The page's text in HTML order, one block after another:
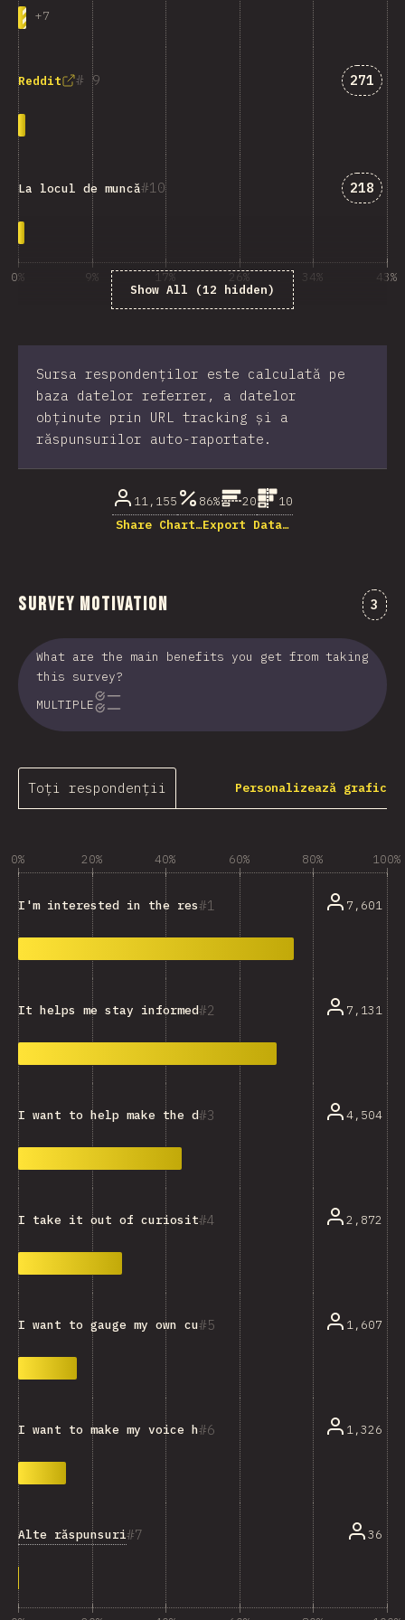
+7
9
Reddit 271
10
La locul de muncă 218
Show All (12 hidden)
0% 9% 17% 26% 34% 43%
Sursa respondenților este calculată pe
baza datelor referrer, a datelor
obținute prin URL tracking și a
răspunsurilor auto-raportate.
11,155 86% 20
10
Share Chart…Export Data…
Survey Motivation 3
What are the main benefits you get from taking
this survey?
MULTIPLE
Toți respondenții Personalizează grafic
0% 20% 40% 60% 80% 100%
1
I'm interested in the resulting data and trends.7,601
2
It helps me stay informed and keep up with the7,131
3
I want to help make the dataset more representative.
4,504
4
I take it out of curiosity, or just for fun. 2,872
5
I want to gauge my own current knowledge. 1,607
6
I want to make my voice heard and influence the1,326
7
Alte răspunsuri 36